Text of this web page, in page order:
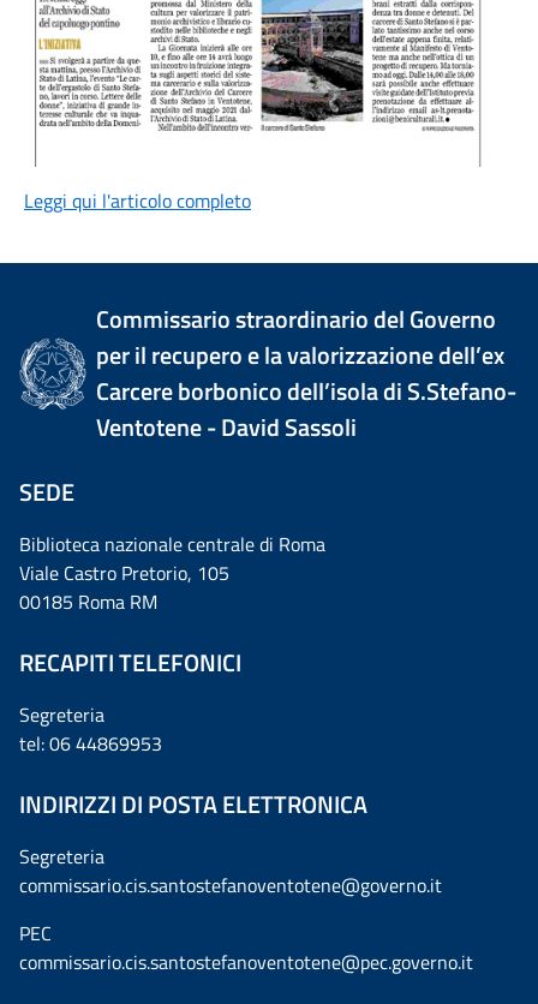
Leggi qui l'articolo completo
Commissario straordinario del Governo
per il recupero e la valorizzazione dell’ex
Carcere borbonico dell’isola di S.Stefano-
Ventotene - David Sassoli
SEDE
Biblioteca nazionale centrale di Roma
Viale Castro Pretorio, 105
00185 Roma RM
RECAPITI TELEFONICI
Segreteria
tel: 06 44869953
INDIRIZZI DI POSTA ELETTRONICA
Segreteria
commissario.cis.santostefanoventotene@governo.it
PEC
commissario.cis.santostefanoventotene@pec.governo.it